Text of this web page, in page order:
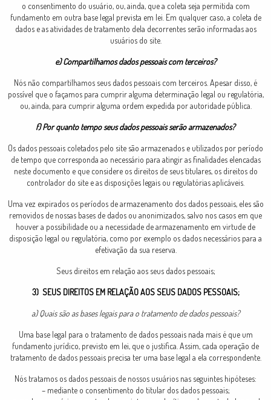
o consentimento do usuário, ou, ainda, que a coleta seja permitida com
fundamento em outra base legal prevista em lei. Em qualquer caso, a coleta de
dados e as atividades de tratamento dela decorrentes serão informadas aos
usuários do site.
e) Compartilhamos dados pessoais com terceiros?
Nós não compartilhamos seus dados pessoais com terceiros. Apesar disso, é
possível que o façamos para cumprir alguma determinação legal ou regulatória,
ou, ainda, para cumprir alguma ordem expedida por autoridade pública.
f) Por quanto tempo seus dados pessoais serão armazenados?
Os dados pessoais coletados pelo site são armazenados e utilizados por período
de tempo que corresponda ao necessário para atingir as finalidades elencadas
neste documento e que considere os direitos de seus titulares, os direitos do
controlador do site e as disposições legais ou regulatórias aplicáveis.
Uma vez expirados os períodos de armazenamento dos dados pessoais, eles são
removidos de nossas bases de dados ou anonimizados, salvo nos casos em que
houver a possibilidade ou a necessidade de armazenamento em virtude de
disposição legal ou regulatória, como por exemplo os dados necessários para a
efetivação da sua reserva.
Seus direitos em relação aos seus dados pessoais;
3) SEUS DIREITOS EM RELAÇÃO AOS SEUS DADOS PESSOAIS;
a) Quais são as bases legais para o tratamento de dados pessoais?
Uma base legal para o tratamento de dados pessoais nada mais é que um
fundamento jurídico, previsto em lei, que o justifica. Assim, cada operação de
tratamento de dados pessoais precisa ter uma base legal a ela correspondente.
Nós tratamos os dados pessoais de nossos usuários nas seguintes hipóteses:
– mediante o consentimento do titular dos dados pessoais;